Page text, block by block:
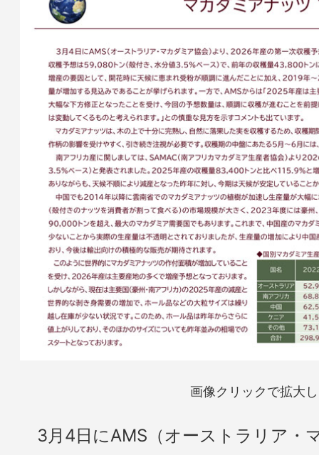
画像クリックで拡大
3月4日にAMS（オーストラリア・